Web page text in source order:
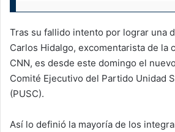
Tras su fallido intento por lograr una
Carlos Hidalgo, excomentarista de la
CNN, es desde este domingo el
Comité Ejecutivo del Partido Unidad
(PUSC).
Así lo definió la mayoría de los